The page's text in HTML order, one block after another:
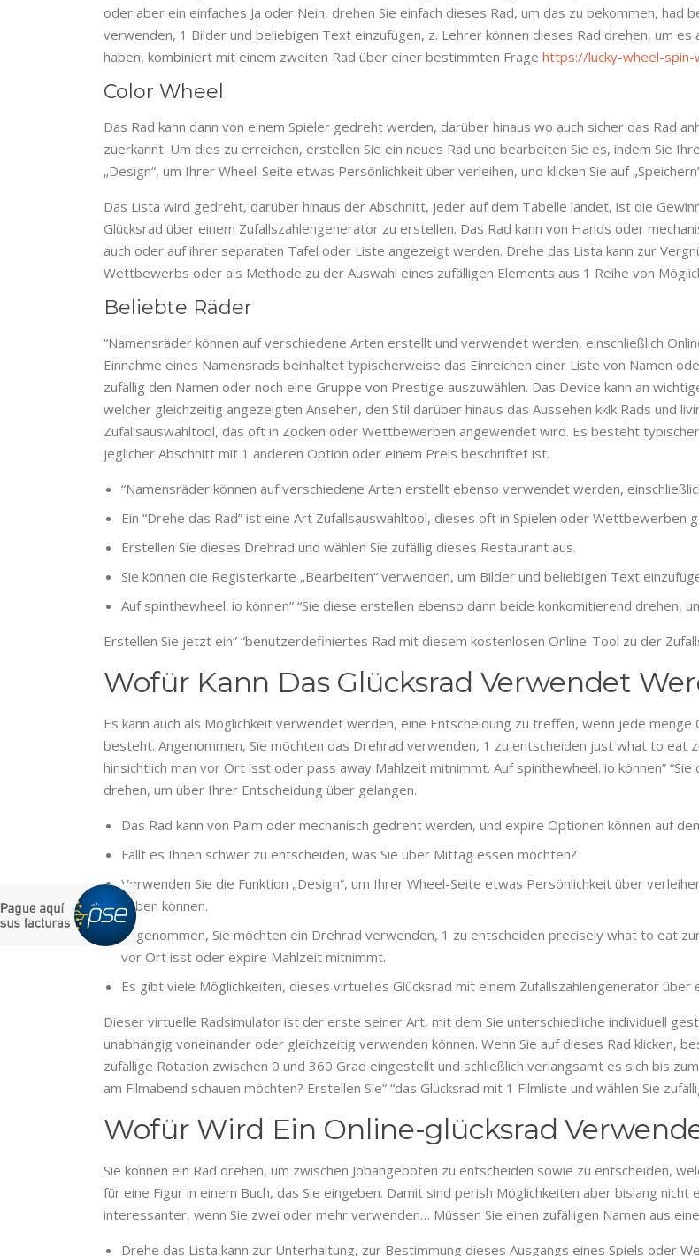
oder aber ein einfaches Ja oder Nein, drehen Sie einfach dieses Rad, um das zu bekommen, had
verwenden, 1 Bilder und beliebigen Text einzufügen, z. Lehrer können dieses Rad drehen, um
haben, kombiniert mit einem zweiten Rad über einer bestimmten Frage https://lucky-wheel-spin-
Color Wheel
Das Rad kann dann von einem Spieler gedreht werden, darüber hinaus wo auch sicher das Rad
zuerkannt. Um dies zu erreichen, erstellen Sie ein neues Rad und bearbeiten Sie es, indem Sie
„Design“, um Ihrer Wheel-Seite etwas Persönlichkeit über verleihen, und klicken Sie auf
Das Lista wird gedreht, darüber hinaus der Abschnitt, jeder auf dem Tabelle landet, ist die
Glücksrad über einem Zufallszahlengenerator zu erstellen. Das Rad kann von Hands oder
auch oder auf ihrer separaten Tafel oder Liste angezeigt werden. Drehe das Lista kann zur
Wettbewerbs oder als Methode zu der Auswahl eines zufälligen Elements aus 1 Reihe von
Beliebte Räder
“Namensräder können auf verschiedene Arten erstellt und verwendet werden, einschließlich
Einnahme eines Namensrads beinhaltet typischerweise das Einreichen einer Liste von Namen
zufällig den Namen oder noch eine Gruppe von Prestige auszuwählen. Das Device kann an
welcher gleichzeitig angezeigten Ansehen, den Stil darüber hinaus das Aussehen kklk Rads und
Zufallsauswahltool, das oft in Zocken oder Wettbewerben angewendet wird. Es besteht
jeglicher Abschnitt mit 1 anderen Option oder einem Preis beschriftet ist.
“Namensräder können auf verschiedene Arten erstellt ebenso verwendet werden,
Ein “Drehe das Rad” ist eine Art Zufallsauswahltool, dieses oft in Spielen oder Wettbewerben
Erstellen Sie dieses Drehrad und wählen Sie zufällig dieses Restaurant aus.
Sie können die Registerkarte „Bearbeiten“ verwenden, um Bilder und beliebigen Text
Auf spinthewheel. io können” “Sie diese erstellen ebenso dann beide konkomitierend drehen,
Erstellen Sie jetzt ein” “benutzerdefiniertes Rad mit diesem kostenlosen Online-Tool zu der
Wofür Kann Das Glücksrad Verwendet
Es kann auch als Möglichkeit verwendet werden, eine Entscheidung zu treffen, wenn jede
besteht. Angenommen, Sie möchten das Drehrad verwenden, 1 zu entscheiden just what to eat
hinsichtlich man vor Ort isst oder pass away Mahlzeit mitnimmt. Auf spinthewheel. io können”
drehen, um über Ihrer Entscheidung über gelangen.
Das Rad kann von Palm oder mechanisch gedreht werden, und expire Optionen können auf
Fällt es Ihnen schwer zu entscheiden, was Sie über Mittag essen möchten?
Verwenden Sie die Funktion „Design“, um Ihrer Wheel-Seite etwas Persönlichkeit über
haben können.
Angenommen, Sie möchten ein Drehrad verwenden, 1 zu entscheiden precisely what to eat
vor Ort isst oder expire Mahlzeit mitnimmt.
Es gibt viele Möglichkeiten, dieses virtuelles Glücksrad mit einem Zufallszahlengenerator über
Dieser virtuelle Radsimulator ist der erste seiner Art, mit dem Sie unterschiedliche individuell
unabhängig voneinander oder gleichzeitig verwenden können. Wenn Sie auf dieses Rad klicken,
zufällige Rotation zwischen 0 und 360 Grad eingestellt und schließlich verlangsamt es sich bis
am Filmabend schauen möchten? Erstellen Sie” “das Glücksrad mit 1 Filmliste und wählen Sie
Wofür Wird Ein Online-glücksrad
Sie können ein Rad drehen, um zwischen Jobangeboten zu entscheiden sowie zu entscheiden,
für eine Figur in einem Buch, das Sie eingeben. Damit sind perish Möglichkeiten aber bislang
interessanter, wenn Sie zwei oder mehr verwenden… Müssen Sie einen zufälligen Namen aus
Drehe das Lista kann zur Unterhaltung, zur Bestimmung dieses Ausgangs eines Spiels oder